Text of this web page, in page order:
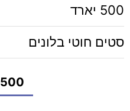
500 יארד
סטים חוטי בלונים
500 יארד